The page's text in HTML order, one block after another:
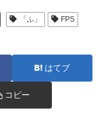
「ふ」
FPS
はてブ
コピー